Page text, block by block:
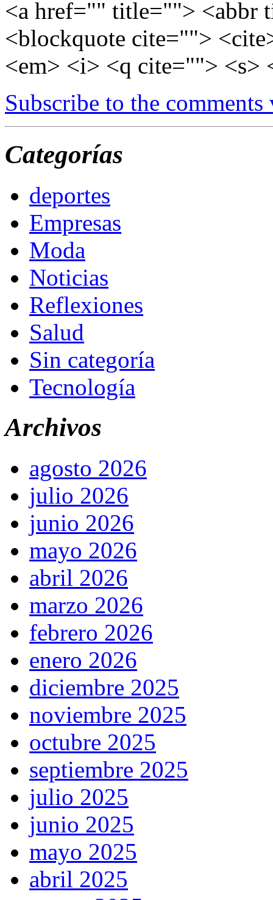
<a href="" title=""> <abbr
<blockquote cite="">
<em> <i> <q cite=""> <s>
Subscribe to the comments
Categorías
deportes
Empresas
Moda
Noticias
Reflexiones
Salud
Sin categoría
Tecnología
Archivos
agosto 2026
julio 2026
junio 2026
mayo 2026
abril 2026
marzo 2026
febrero 2026
enero 2026
diciembre 2025
noviembre 2025
octubre 2025
septiembre 2025
julio 2025
junio 2025
mayo 2025
abril 2025